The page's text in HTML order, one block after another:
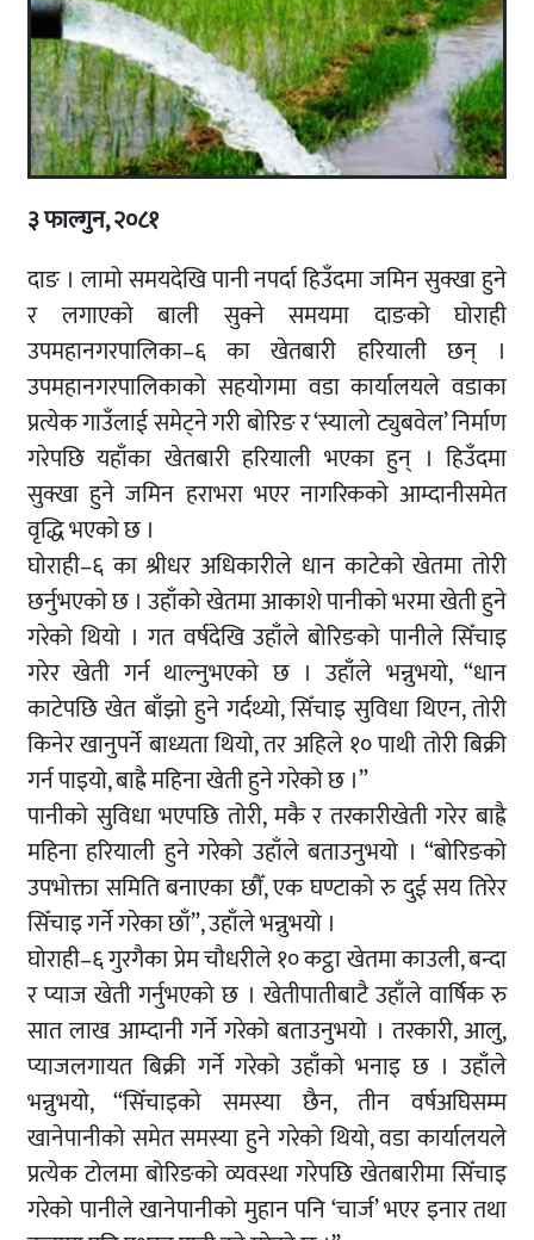
३ फाल्गुन, २०८१
दाङ । लामो समयदेखि पानी नपर्दा हिउँदमा जमिन सुक्खा हुने
र लगाएको बाली सुक्ने समयमा दाङको घोराही
उपमहानगरपालिका–६ का खेतबारी हरियाली छन् ।
उपमहानगरपालिकाको सहयोगमा वडा कार्यालयले वडाका
प्रत्येक गाउँलाई समेट्ने गरी बोरिङ र ‘स्यालो ट्युबवेल’ निर्माण
गरेपछि यहाँका खेतबारी हरियाली भएका हुन् । हिउँदमा
सुक्खा हुने जमिन हराभरा भएर नागरिकको आम्दानीसमेत
वृद्धि भएको छ ।
घोराही–६ का श्रीधर अधिकारीले धान काटेको खेतमा तोरी
छर्नुभएको छ । उहाँको खेतमा आकाशे पानीको भरमा खेती हुने
गरेको थियो । गत वर्षदेखि उहाँले बोरिङको पानीले सिँचाइ
गरेर खेती गर्न थाल्नुभएको छ । उहाँले भन्नुभयो, “धान
काटेपछि खेत बाँझो हुने गर्दथ्यो, सिँचाइ सुविधा थिएन, तोरी
किनेर खानुपर्ने बाध्यता थियो, तर अहिले १० पाथी तोरी बिक्री
गर्न पाइयो, बाह्रै महिना खेती हुने गरेको छ ।”
पानीको सुविधा भएपछि तोरी, मकै र तरकारीखेती गरेर बाह्रै
महिना हरियाली हुने गरेको उहाँले बताउनुभयो । “बोरिङको
उपभोक्ता समिति बनाएका छौँ, एक घण्टाको रु दुई सय तिरेर
सिँचाइ गर्ने गरेका छाँ”, उहाँले भन्नुभयो ।
घोराही–६ गुरगैका प्रेम चौधरीले १० कट्ठा खेतमा काउली, बन्दा
र प्याज खेती गर्नुभएको छ । खेतीपातीबाटै उहाँले वार्षिक रु
सात लाख आम्दानी गर्ने गरेको बताउनुभयो । तरकारी, आलु,
प्याजलगायत बिक्री गर्ने गरेको उहाँको भनाइ छ । उहाँले
भन्नुभयो, “सिँचाइको समस्या छैन, तीन वर्षअघिसम्म
खानेपानीको समेत समस्या हुने गरेको थियो, वडा कार्यालयले
प्रत्येक टोलमा बोरिङको व्यवस्था गरेपछि खेतबारीमा सिँचाइ
गरेको पानीले खानेपानीको मुहान पनि ‘चार्ज’ भएर इनार तथा